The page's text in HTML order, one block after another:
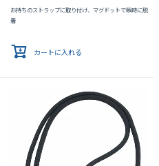
お持ちのストラップに取り付け、マグドットで瞬時に脱
着
カートに入れる